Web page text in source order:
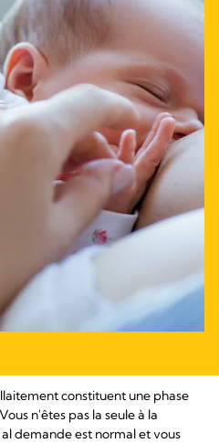
constituent une phase
n'êtes pas la seule à la
demande est normal et vous